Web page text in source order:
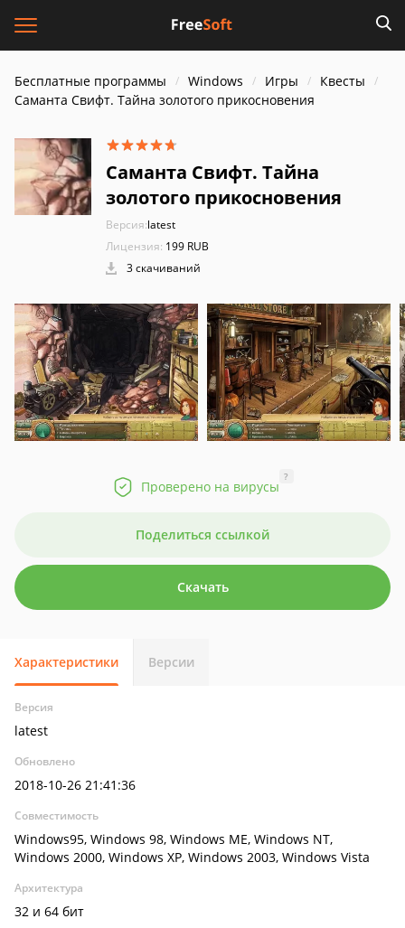
Бесплатные программы Windows Игры
Квесты
Саманта Свифт. Тайна золотого прикосновения
Саманта Свифт. Тайна
золотого прикосновения
Версия:latest
Лицензия: 199 RUB
3 скачиваний
Проверено на вирусы
?
Поделиться ссылкой
Скачать
Характеристики Версии
Версия
latest
Обновлено
2018-10-26 21:41:36
Совместимость
Windows95, Windows 98, Windows ME, Windows NT,
Windows 2000, Windows XP, Windows 2003, Windows Vista
Архитектура
32 и 64 бит